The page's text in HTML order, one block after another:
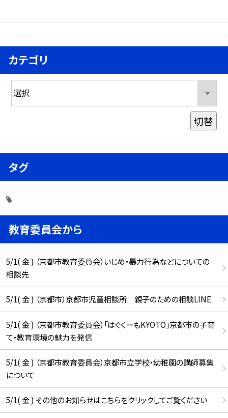
カテゴリ
切替
タグ
教育委員会から
5/1( 金 ) （京都市教育委員会）いじめ・暴力行為などについての
相談先
5/1( 金 ) （京都市）京都市児童相談所 親子のための相談LINE
5/1( 金 ) （京都市教育委員会）「はぐくーもKYOTO」京都市の子育
て・教育環境の魅力を発信
5/1( 金 ) （京都市教育委員会）京都市立学校・幼稚園の講師募集
について
5/1( 金 ) その他のお知らせはこちらをクリックしてご覧ください